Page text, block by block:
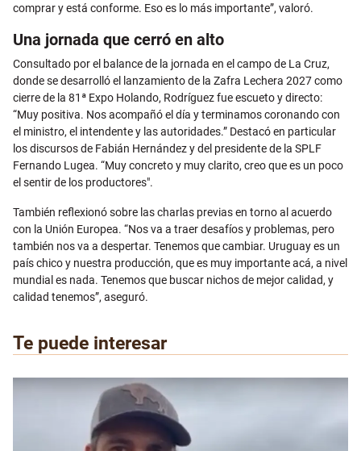
comprar y está conforme. Eso es lo más importante”, valoró.
Una jornada que cerró en alto
Consultado por el balance de la jornada en el campo de La Cruz,
donde se desarrolló el lanzamiento de la Zafra Lechera 2027 como
cierre de la 81ª Expo Holando, Rodríguez fue escueto y directo:
“Muy positiva. Nos acompañó el día y terminamos coronando con
el ministro, el intendente y las autoridades.” Destacó en particular
los discursos de Fabián Hernández y del presidente de la SPLF
Fernando Lugea. “Muy concreto y muy clarito, creo que es un poco
el sentir de los productores".
También reflexionó sobre las charlas previas en torno al acuerdo
con la Unión Europea. “Nos va a traer desafíos y problemas, pero
también nos va a despertar. Tenemos que cambiar. Uruguay es un
país chico y nuestra producción, que es muy importante acá, a nivel
mundial es nada. Tenemos que buscar nichos de mejor calidad, y
calidad tenemos”, aseguró.
Te puede interesar